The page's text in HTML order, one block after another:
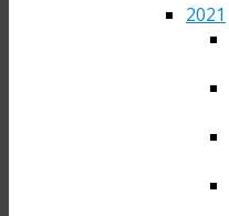
2021